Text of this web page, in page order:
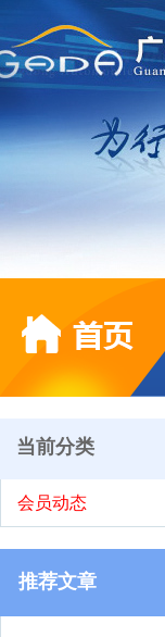
当前分类
会员动态
推荐文章